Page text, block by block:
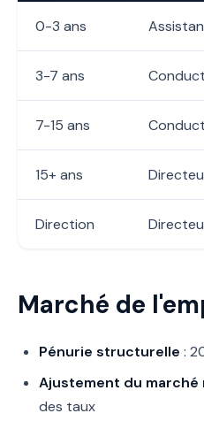
0-3 ans
3-7 ans
7-15 ans
15+ ans
Direction
Marché de
Pénurie structurelle :
Ajustement du marché
des taux